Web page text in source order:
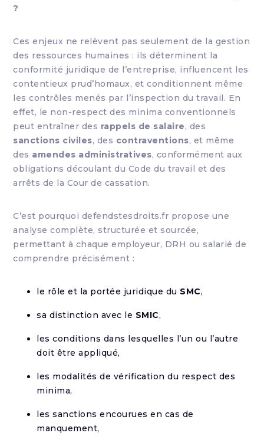
?
Ces enjeux ne relèvent pas seulement de la gestion
des ressources humaines : ils déterminent la
conformité juridique de l’entreprise, influencent les
contentieux prud’homaux, et conditionnent même
les contrôles menés par l’inspection du travail. En
effet, le non-respect des minima conventionnels
peut entraîner des rappels de salaire, des
sanctions civiles, des contraventions, et même
des amendes administratives, conformément aux
obligations découlant du Code du travail et des
arrêts de la Cour de cassation.
C’est pourquoi defendstesdroits.fr propose une
analyse complète, structurée et sourcée,
permettant à chaque employeur, DRH ou salarié de
comprendre précisément :
le rôle et la portée juridique du SMC,
sa distinction avec le SMIC,
les conditions dans lesquelles l’un ou l’autre
doit être appliqué,
les modalités de vérification du respect des
minima,
les sanctions encourues en cas de
manquement,